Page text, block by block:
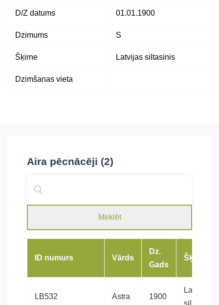
D/Z datums 01.01.1900
Dzimums S
Šķirne Latvijas siltasinis
Dzimšanas vieta
Aira pēcnācēji (2)
Meklēt
ID numurs Vārds
Dz.
Gads
Šķirne
LB532 Astra 1900
Latvijas
siltasinis